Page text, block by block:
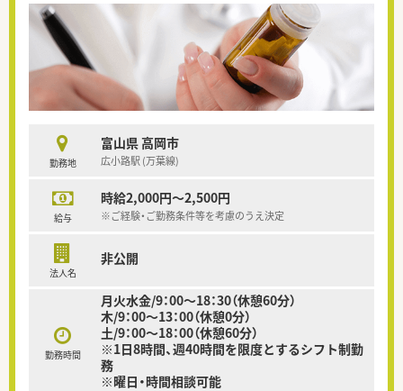
勤務地
富山県 高岡市
広小路駅 (万葉線)
給与
時給2,000円～2,500円
※ご経験・ご勤務条件等を考慮のうえ決定
法人名
非公開
勤務時間
月火水金/9：00～18：30（休憩60分）
木/9：00～13：00（休憩0分）
土/9：00～18：00（休憩60分）
※1日8時間、週40時間を限度とするシフト制勤
務
※曜日・時間相談可能